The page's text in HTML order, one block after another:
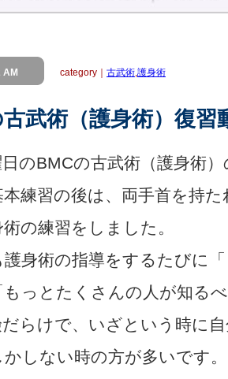
AM category｜ 古武術,護身術
武術（護身術）復習
のBMCの古武術（護身術
練習の後は、両手首を持
の練習をしました。
身術の指導をするたびに
っとたくさんの人が知る
らけで、いざという時に
しない時の方が多いです。